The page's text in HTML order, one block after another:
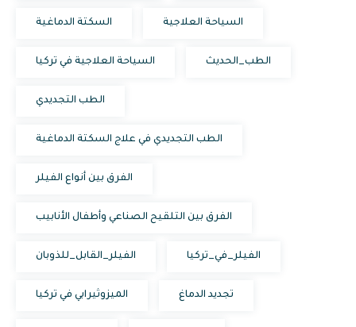
السكتة الدماغية السياحة العلاجية
السياحة العلاجية في تركيا الطب_الحديث
الطب التجديدي
الطب التجديدي في علاج السكتة الدماغية
الفرق بين أنواع الفيلر
الفرق بين التلقيح الصناعي وأطفال الأنابيب
الفيلر_القابل_للذوبان الفيلر_في_تركيا
الميزوثيرابي في تركيا تجديد الدماغ